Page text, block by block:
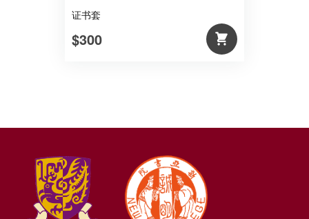
证书套
$300